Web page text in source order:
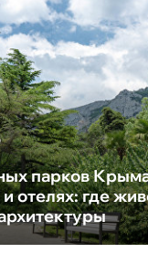
парков
отелях: где